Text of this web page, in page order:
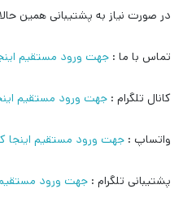
در صورت نیاز به پشتیبانی همین حالا
تماس با ما : جهت ورود مستقیم
کانال تلگرام : جهت ورود مستقیم
واتساپ : جهت ورود مستقیم اینجا
پشتیبانی تلگرام : جهت ورود مستقیم